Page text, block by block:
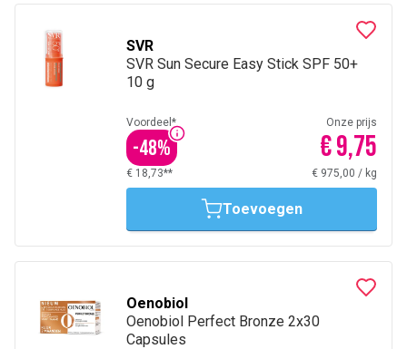
SVR
SVR Sun Secure Easy Stick SPF 50+
10 g
Voordeel*
-48%
Onze prijs
€ 9,75
€ 18,73** € 975,00 / kg
Toevoegen
Oenobiol
Oenobiol Perfect Bronze 2x30
Capsules